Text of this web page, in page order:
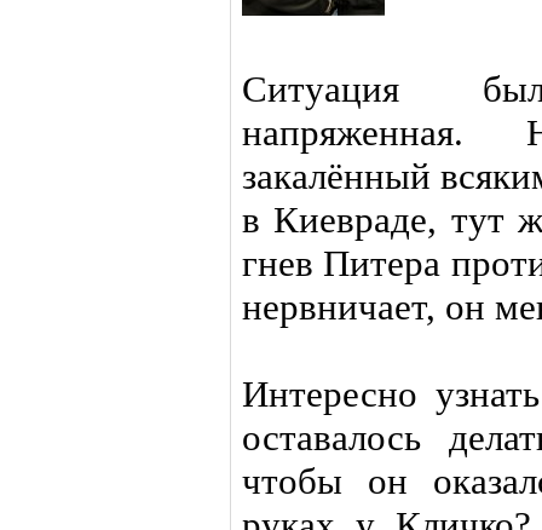
Ситуация
закалённый
в Киевраде, тут
гнев Питера
нервничает, он
Интересно
оставалось
чтобы он